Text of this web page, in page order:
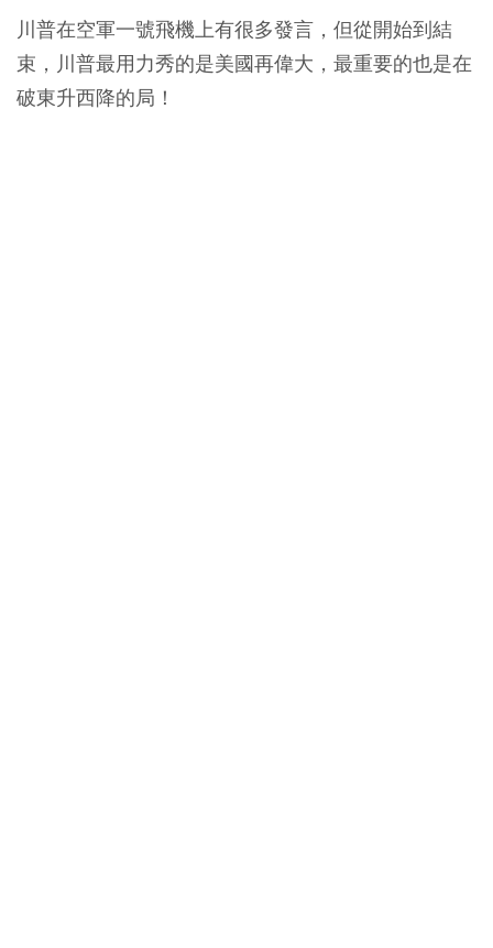
川普在空軍一號飛機上有很多發言，但從開始到結
束，川普最用力秀的是美國再偉大，最重要的也是在
破東升西降的局！